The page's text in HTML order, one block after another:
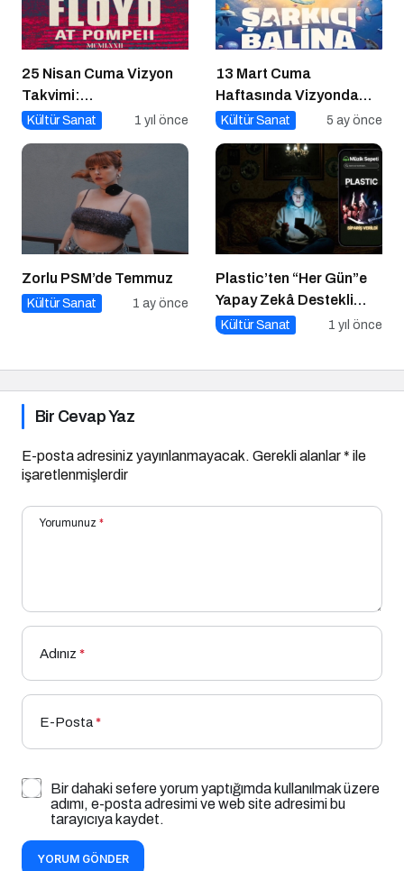
25 Nisan Cuma Vizyon
Takvimi:
Sinemaseverleri
Kültür Sanat 1 yıl önce
13 Mart Cuma
Haftasında Vizyonda
Hangi Filmler Var?
Kültür Sanat 5 ay önce
Zorlu PSM’de Temmuz
Kültür Sanat 1 ay önce
Plastic’ten “Her Gün”e
Yapay Zekâ Destekli
Müzik Videosu
Kültür Sanat 1 yıl önce
Bir Cevap Yaz
E-posta adresiniz yayınlanmayacak. Gerekli alanlar* ile
işaretlenmişlerdir
Yorumunuz *
Adınız *
E-Posta*
Bir dahaki sefere yorum yaptığımda kullanılmak üzere
adımı, e-posta adresimi ve web site adresimi bu
tarayıcıya kaydet.
YORUM GÖNDER